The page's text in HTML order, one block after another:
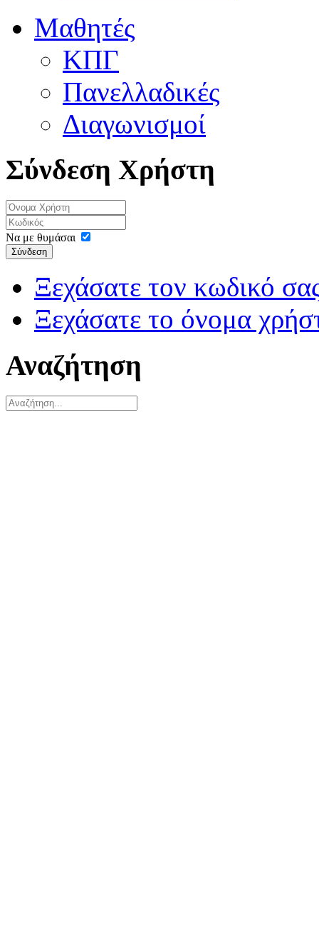
Μαθητές
ΚΠΓ
Πανελλαδικές
Διαγωνισμοί
Σύνδεση Χρήστη
Να με θυμάσαι
Σύνδεση
Ξεχάσατε τον κωδικό
Ξεχάσατε το όνομα
Αναζήτηση